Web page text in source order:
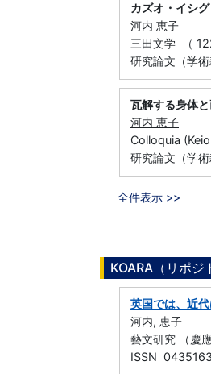
カズオ・イシ
河内 恵子
三田文学 （
研究論文（学
瓦解する身体
河内 恵子
Colloquia
研究論文（学
全件表示 >>
KOARA（リポ
英国では、近
河内, 恵子
藝文研究 （慶
ISSN